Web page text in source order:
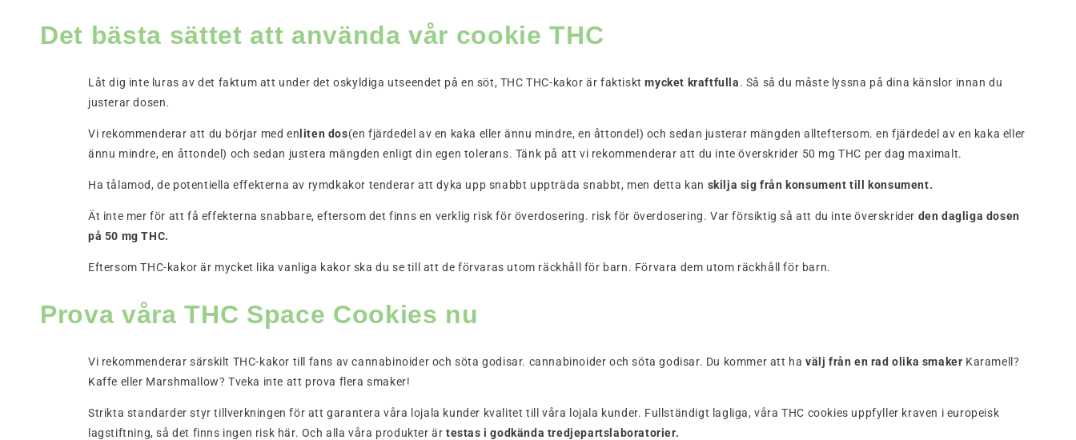
Det bästa sättet att använda vår cookie THC
Låt dig inte luras av det faktum att under det oskyldiga utseendet på en söt, THC THC-kakor är faktisktmycket kraftfulla. Så så du måste lyssna på dina känslor innan du
justerar dosen.
Vi rekommenderar att du börjar med en liten dos(en fjärdedel av en kaka eller ännu mindre, en åttondel) och sedan justerar mängden allteftersom. en fjärdedel av en kaka eller
ännu mindre, en åttondel) och sedan justera mängden enligt din egen tolerans. Tänk på att vi rekommenderar att du inte överskrider 50 mg THC per dag maximalt.
Ha tålamod, de potentiella effekterna av rymdkakor tenderar att dyka upp snabbt uppträda snabbt, men detta kan skilja sig från konsument till konsument.
Ät inte mer för att få effekterna snabbare, eftersom det finns en verklig risk för överdosering. risk för överdosering. Var försiktig så att du inte överskrider den dagliga dosen
på 50 mg THC.
Eftersom THC-kakor är mycket lika vanliga kakor ska du se till att de förvaras utom räckhåll för barn. Förvara dem utom räckhåll för barn.
Prova våra THC Space Cookies nu
Vi rekommenderar särskilt THC-kakor till fans av cannabinoider och söta godisar. cannabinoider och söta godisar. Du kommer att ha välj från en rad olika smaker Karamell?
Kaffe eller Marshmallow? Tveka inte att prova flera smaker!
Strikta standarder styr tillverkningen för att garantera våra lojala kunder kvalitet till våra lojala kunder. Fullständigt lagliga, våra THC cookies uppfyller kraven i europeisk
lagstiftning, så det finns ingen risk här. Och alla våra produkter ärtestas i godkända tredjepartslaboratorier.